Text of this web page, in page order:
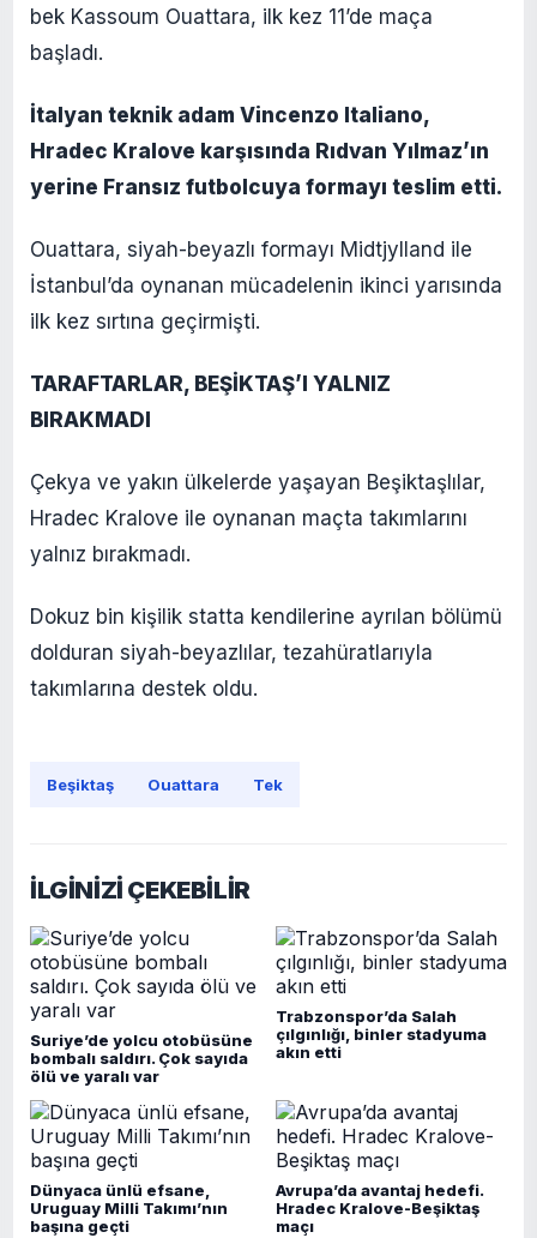
bek Kassoum Ouattara, ilk kez 11’de maça
başladı.
İtalyan teknik adam Vincenzo Italiano,
Hradec Kralove karşısında Rıdvan Yılmaz’ın
yerine Fransız futbolcuya formayı teslim etti.
Ouattara, siyah-beyazlı formayı Midtjylland ile
İstanbul’da oynanan mücadelenin ikinci yarısında
ilk kez sırtına geçirmişti.
TARAFTARLAR, BEŞİKTAŞ’I YALNIZ
BIRAKMADI
Çekya ve yakın ülkelerde yaşayan Beşiktaşlılar,
Hradec Kralove ile oynanan maçta takımlarını
yalnız bırakmadı.
Dokuz bin kişilik statta kendilerine ayrılan bölümü
dolduran siyah-beyazlılar, tezahüratlarıyla
takımlarına destek oldu.
Beşiktaş Ouattara Tek
İLGİNİZİ ÇEKEBİLİR
Suriye’de yolcu otobüsüne
bombalı saldırı. Çok sayıda
ölü ve yaralı var
Trabzonspor’da Salah
çılgınlığı, binler stadyuma
akın etti
Dünyaca ünlü efsane,
Uruguay Milli Takımı’nın
başına geçti
Avrupa’da avantaj hedefi.
Hradec Kralove-Beşiktaş
maçı